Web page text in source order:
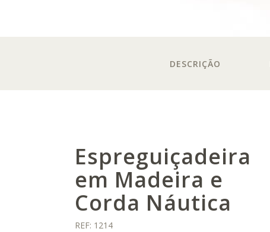
DESCRIÇÃO
Espreguiçadeira
em Madeira e
Corda Náutica
REF: 1214